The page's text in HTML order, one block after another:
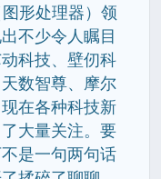
形处理器）领
不少令人瞩目
科技、壁仞科
数智尊、摩尔
在各种科技新
大量关注。要
是一句两句话